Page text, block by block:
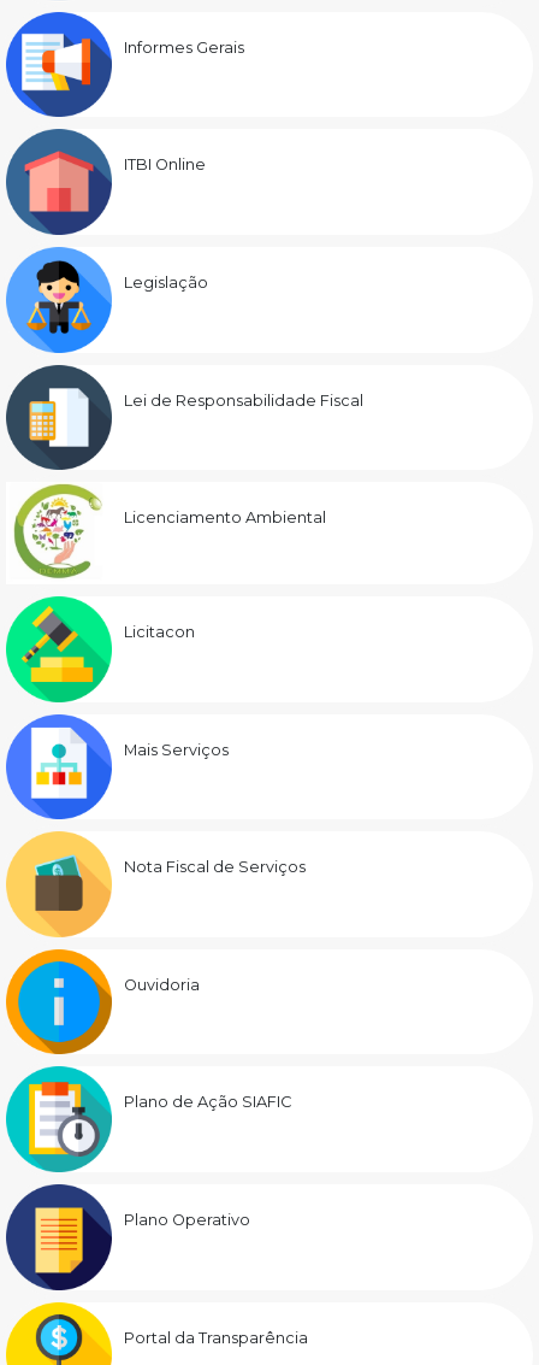
Informes Gerais
ITBI Online
Legislação
Lei de Responsabilidade Fiscal
Licenciamento Ambiental
Licitacon
Mais Serviços
Nota Fiscal de Serviços
Ouvidoria
Plano de Ação SIAFIC
Plano Operativo
Portal da Transparência